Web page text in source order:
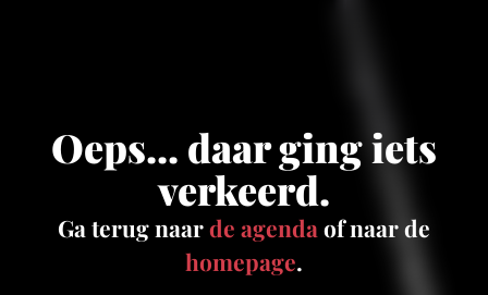
Oeps... daar ging iets
verkeerd.
Ga terug naarde agenda of naar de
homepage.